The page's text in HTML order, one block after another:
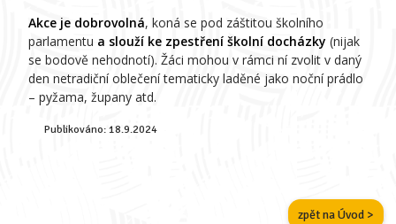
Akce je dobrovolná, koná se pod záštitou školního
parlamentu a slouží ke zpestření školní docházky (nijak
se bodově nehodnotí). Žáci mohou v rámci ní zvolit v daný
den netradiční oblečení tematicky laděné jako noční prádlo
– pyžama, župany atd.
Publikováno:18.9.2024
zpět na Úvod >